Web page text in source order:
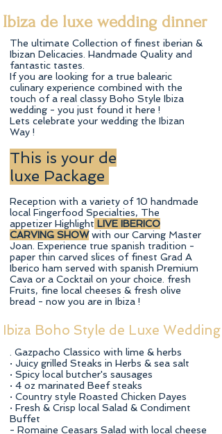
Ibiza de luxe wedding dinner
The ultimate Collection of finest iberian &
Ibizan Delicacies. Handmade Quality and
fantastic tastes.
If you are looking for a true balearic
culinary experience combined with the
touch of a real classy Boho Style Ibiza
wedding - you just found it here !
Lets celebrate your wedding the Ibizan
Way !
This is your de
luxe Package
​Reception with a variety of 10 handmade
local Fingerfood Specialties, The
appetizer Highlight LIVE IBERICO
CARVING SHOWwith our Carving Master
Joan. Experience true spanish tradition -
paper thin carved slices of finest Grad A
Iberico ham served with spanish Premium
Cava or a Cocktail on your choice. fresh
Fruits, fine local cheeses & fresh olive
bread - now you are in Ibiza !
Boho Style de Luxe Wedding
. Gazpacho Classico with lime & herbs
· Juicy grilled Steaks in Herbs & sea salt
· Spicy local butcher's sausages
· 4 oz marinated Beef steaks
· Country style Roasted Chicken Payes
· Fresh & Crisp local Salad & Condiment
Buffet
- Romaine Ceasars Salad with local cheese